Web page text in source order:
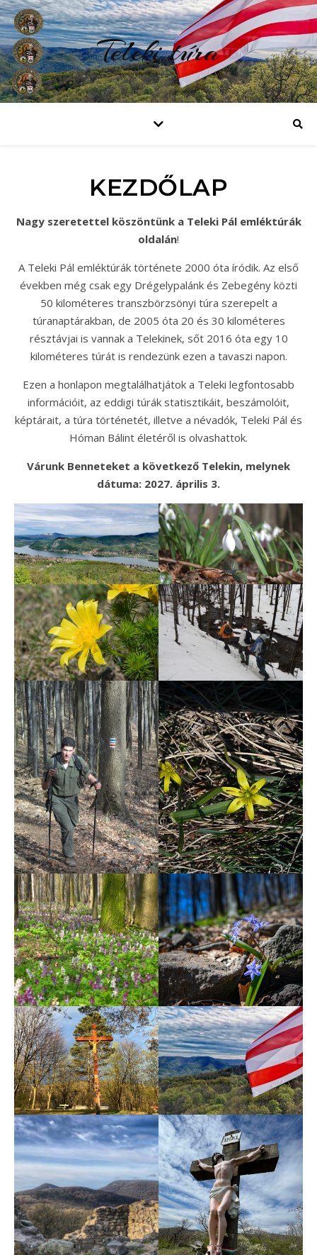
Teleki túra
KEZDŐLAP
Nagy szeretettel köszöntünk a Teleki Pál emléktúrák
oldalán!
A Teleki Pál emléktúrák története 2000 óta íródik. Az első
években még csak egy Drégelypalánk és Zebegény közti
50 kilométeres transzbörzsönyi túra szerepelt a
túranaptárakban, de 2005 óta 20 és 30 kilométeres
résztávjai is vannak a Telekinek, sőt 2016 óta egy 10
kilométeres túrát is rendezünk ezen a tavaszi napon.
Ezen a honlapon megtalálhatjátok a Teleki legfontosabb
információit, az eddigi túrák statisztikáit, beszámolóit,
képtárait, a túra történetét, illetve a névadók, Teleki Pál és
Hóman Bálint életéről is olvashattok.
Várunk Benneteket a következő Telekin, melynek
dátuma: 2027. április 3.